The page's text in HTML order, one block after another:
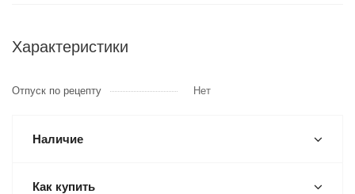
Характеристики
Отпуск по рецепту Нет
Наличие
Как купить